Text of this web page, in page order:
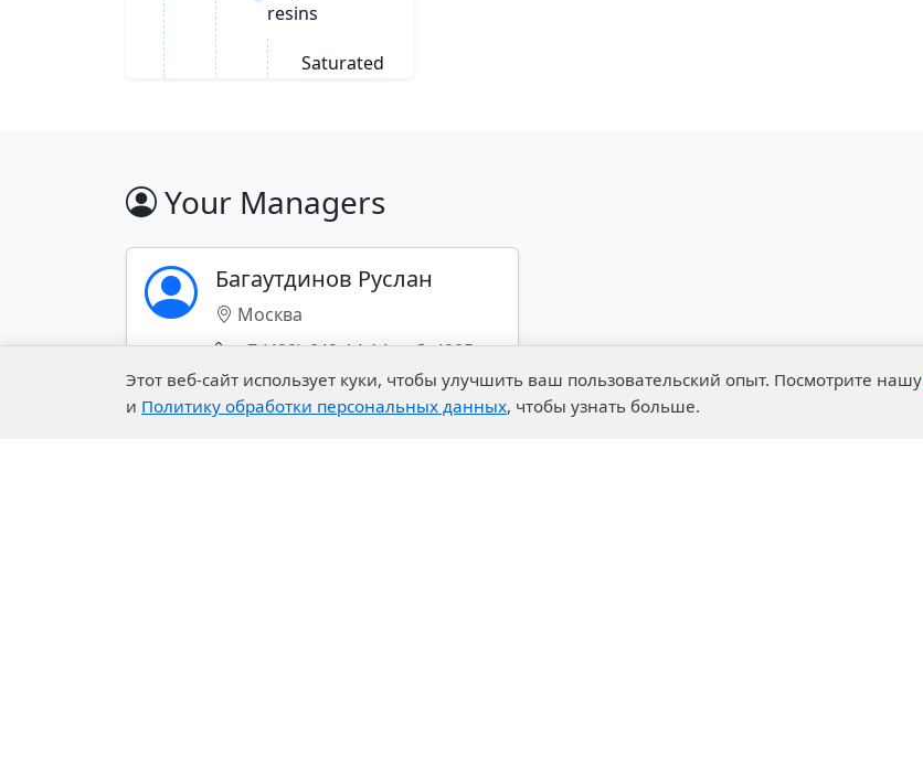
resins
Saturated
resins
epoksidnye-
smoly-
tverdye-
epoksidnye-
smoly-
Your Managers
Багаутдинов Руслан
Москва
+7 (499)-649-14-14 доб. 4905
Этот веб-сайт использует куки, чтобы улучшить ваш пользовательский опыт. Посмотрите нашу
и Политику обработки персональных данных, чтобы узнать больше.